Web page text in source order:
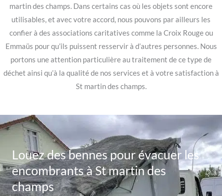
martin des champs. Dans certains cas où les objets sont encore
utilisables, et avec votre accord, nous pouvons par ailleurs les
confier à des associations caritatives comme la Croix Rouge ou
Emmaüs pour qu’ils puissent resservir à d’autres personnes. Nous
portons une attention particulière au traitement de ce type de
déchet ainsi qu’à la qualité de nos services et à votre satisfaction à
St martin des champs.
Louez des bennes pour évacuer les
encombrants à St martin des
champs